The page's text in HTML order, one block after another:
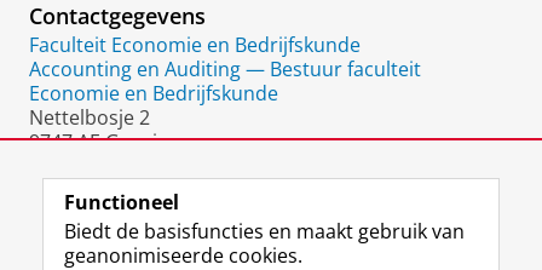
Contactgegevens
Faculteit Economie en Bedrijfskunde
Accounting en Auditing — Bestuur faculteit
Economie en Bedrijfskunde
Nettelbosje 2
9747 AE Groningen
Functioneel
Biedt de basisfuncties en maakt gebruik van
geanonimiseerde cookies.